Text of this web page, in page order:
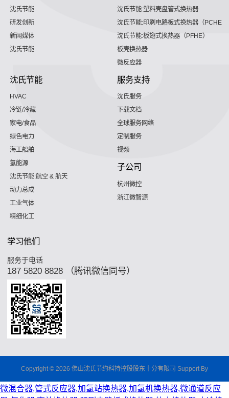
沈氏节能
研发创新
新闻媒体
沈氏节能
沈氏节能:塑料壳盘管式换热器
沈氏节能:印刷电路板式换热器（PCHE）
沈氏节能:板翅式换热器（PFHE）
板壳换热器
微反应器
沈氏节能
HVAC
冷链/冷藏
家电/食品
绿色电力
海工船舶
氢能源
沈氏节能:航空 & 航天
动力总成
工业气体
精细化工
服务支持
沈氏服务
下载文档
全球服务网络
定制服务
视频
子公司
杭州微控
浙江微智源
学习他们
服务于电话
187 5820 8828 （腾讯微信同号）
Copyright © 2026 佛山沈氏节约科持控股股东十分有限司 Support By
微混合器,管式反应器,加氢站换热器,加氢机换热器,微通道反应